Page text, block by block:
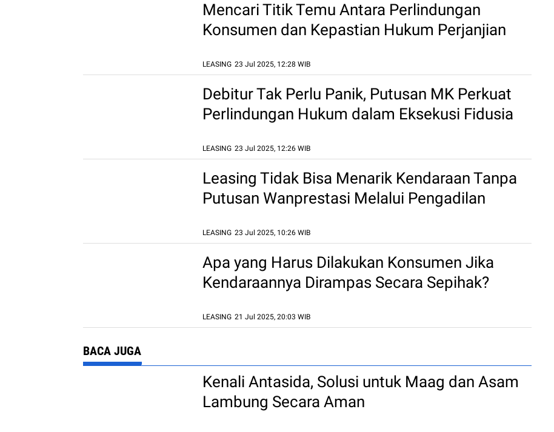
Mencari Titik Temu Antara Perlindungan
Konsumen dan Kepastian Hukum Perjanjian
LEASING 23 Jul 2025, 12:28 WIB
Debitur Tak Perlu Panik, Putusan MK Perkuat
Perlindungan Hukum dalam Eksekusi Fidusia
LEASING 23 Jul 2025, 12:26 WIB
Leasing Tidak Bisa Menarik Kendaraan Tanpa
Putusan Wanprestasi Melalui Pengadilan
LEASING 23 Jul 2025, 10:26 WIB
Apa yang Harus Dilakukan Konsumen Jika
Kendaraannya Dirampas Secara Sepihak?
LEASING 21 Jul 2025, 20:03 WIB
BACA JUGA
Kenali Antasida, Solusi untuk Maag dan Asam
Lambung Secara Aman